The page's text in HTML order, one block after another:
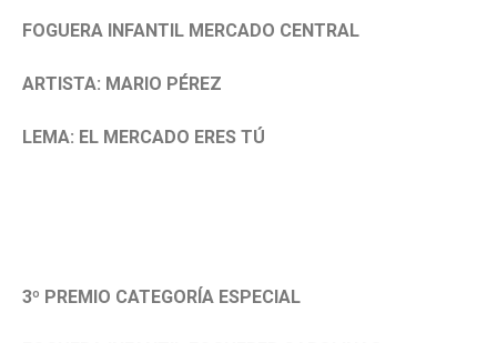
FOGUERA INFANTIL MERCADO CENTRAL
ARTISTA: MARIO PÉREZ
LEMA: EL MERCADO ERES TÚ
3º PREMIO CATEGORÍA ESPECIAL